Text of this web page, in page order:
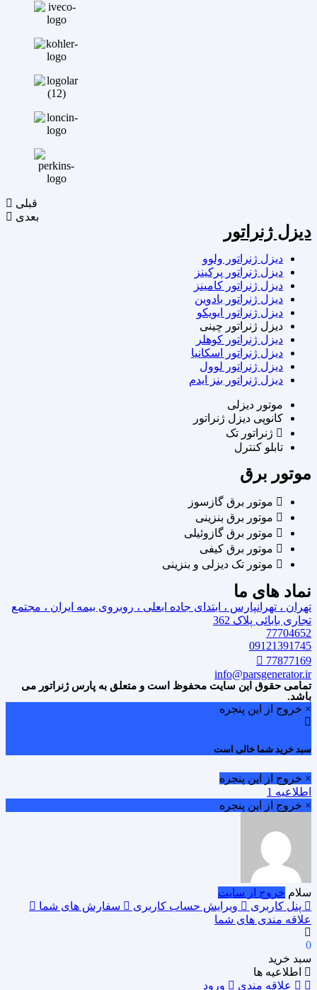
قبلی
بعدی
دیزل ژنراتور
دیزل ژنراتور ولوو
دیزل ژنراتور پرکینز
دیزل ژنراتور کامینز
دیزل ژنراتور بادوین
دیزل ژنراتور ایویکو
دیزل ژنراتور چینی
دیزل ژنراتور کوهلر
دیزل ژنراتور اسکانیا
دیزل ژنراتور لوول
دیزل ژنراتور بنز ایدم
موتور دیزلی
کانوپی دیزل ژنراتور
ژنراتور تک
تابلو کنترل
موتور برق
موتور برق گازسوز
موتور برق بنزینی
موتور برق گازوئیلی
موتور برق کیفی
موتور تک دیزلی و بنزینی
نماد های ما
تهران ، تهرانپارس ، ابتدای جاده ابعلی ، روبروی بیمه ایران ، مجتمع
تجاری بابائی پلاک 362
77704652
09121391745
77877169
info@parsgenerator.ir
تمامی حقوق این سایت محفوظ است و متعلق به پارس ژنراتور می
باشد.
× خروج از این پنجره
سبد خرید شما خالی است
× خروج از این پنجره
اطلاعیه 1
× خروج از این پنجره
سلام خروج از سایت
پنل کاربری
ویرایش حساب کاربری
سفارش های شما
علاقه مندی های شما
0
سبد خرید
اطلاعیه ها
علاقه مندی
ورود